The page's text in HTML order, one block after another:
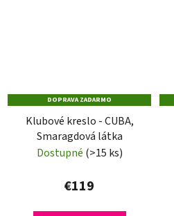
DOPRAVA ZADARMO
Klubové kreslo - CUBA,
Smaragdová látka
Dostupné (>15 ks)
€119